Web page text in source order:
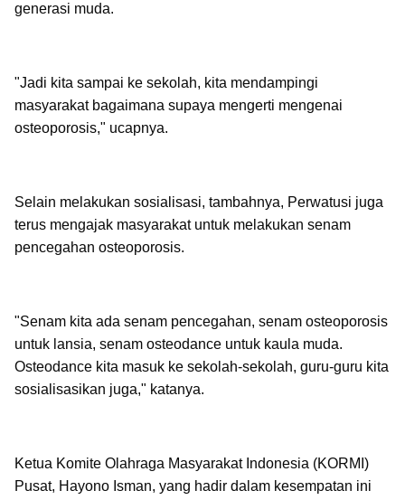
generasi muda.
"Jadi kita sampai ke sekolah, kita mendampingi
masyarakat bagaimana supaya mengerti mengenai
osteoporosis," ucapnya.
Selain melakukan sosialisasi, tambahnya, Perwatusi juga
terus mengajak masyarakat untuk melakukan senam
pencegahan osteoporosis.
"Senam kita ada senam pencegahan, senam osteoporosis
untuk lansia, senam osteodance untuk kaula muda.
Osteodance kita masuk ke sekolah-sekolah, guru-guru kita
sosialisasikan juga," katanya.
Ketua Komite Olahraga Masyarakat Indonesia (KORMI)
Pusat, Hayono Isman, yang hadir dalam kesempatan ini